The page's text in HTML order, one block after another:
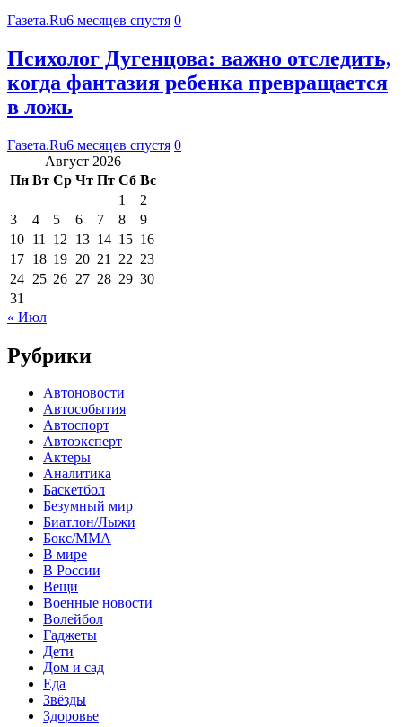
Газета.Ru6 месяцев спустя 0
Психолог Дугенцова: важно отследить,
когда фантазия ребенка превращается
в ложь
Газета.Ru6 месяцев спустя 0
Август 2026
Пн Вт Ср Чт Пт Сб Вс
1
2
3
4 5 6 7 8
9
10 11 12 13 14 15 16
17 18 19 20 21 22 23
24 25 26 27 28 29 30
31
« Июл
Рубрики
Автоновости
Автособытия
Автоспорт
Автоэксперт
Актеры
Аналитика
Баскетбол
Безумный мир
Биатлон/Лыжи
Бокс/MMA
В мире
В России
Вещи
Военные новости
Волейбол
Гаджеты
Дети
Дом и сад
Еда
Звёзды
Здоровье